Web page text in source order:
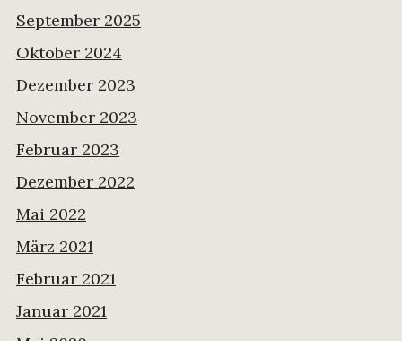
September 2025
Oktober 2024
Dezember 2023
November 2023
Februar 2023
Dezember 2022
Mai 2022
März 2021
Februar 2021
Januar 2021